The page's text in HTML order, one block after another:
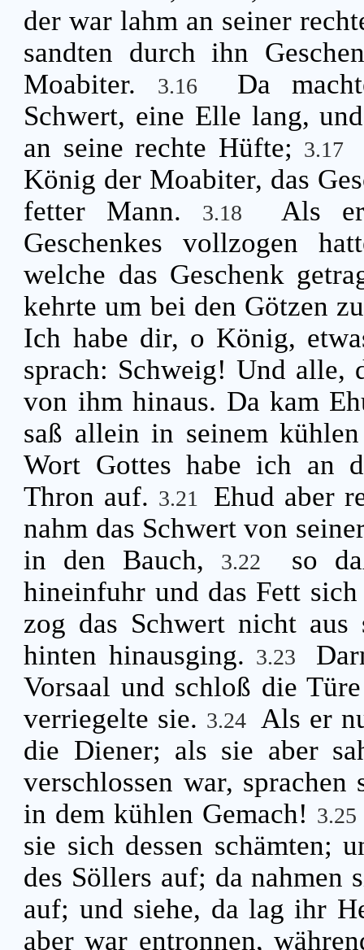
der war lahm an seiner
sandten durch ihn
Moabiter.
3.16
Da
Schwert, eine Elle lang,
an seine rechte Hüfte; 3.17
König der Moabiter, das
fetter Mann.
3.18
Als
Geschenkes vollzogen
welche das Geschenk
kehrte um bei den Götzen
Ich habe dir, o König,
sprach: Schweig! Und alle,
von ihm hinaus. Da kam
saß allein in seinem
Wort Gottes habe ich an
Thron auf. 3.21
Ehud aber
nahm das Schwert von
in den Bauch,
3.22
so
hineinfuhr und das Fett
zog das Schwert nicht
hinten hinausging. 3.23
Vorsaal und schloß die
verriegelte sie. 3.24
Als er
die Diener; als sie aber
verschlossen war,
in dem kühlen Gemach! 3.25
sie sich dessen schämten;
des Söllers auf; da nahmen
auf; und siehe, da lag ihr
aber war entronnen,